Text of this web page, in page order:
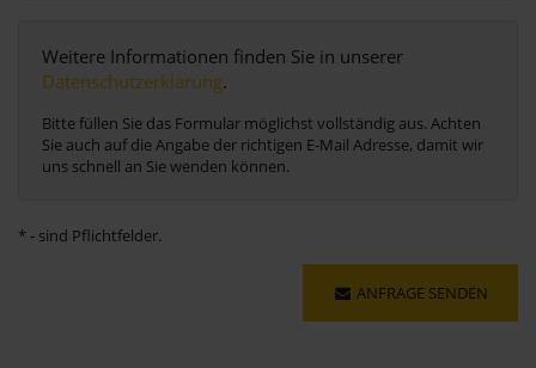
Weitere Informationen finden Sie in unserer
Datenschutzerklärung.
Bitte füllen Sie das Formular möglichst vollständig aus. Achten
Sie auch auf die Angabe der richtigen E-Mail Adresse, damit wir
uns schnell an Sie wenden können.
* - sind Pflichtfelder.
ANFRAGE SENDEN